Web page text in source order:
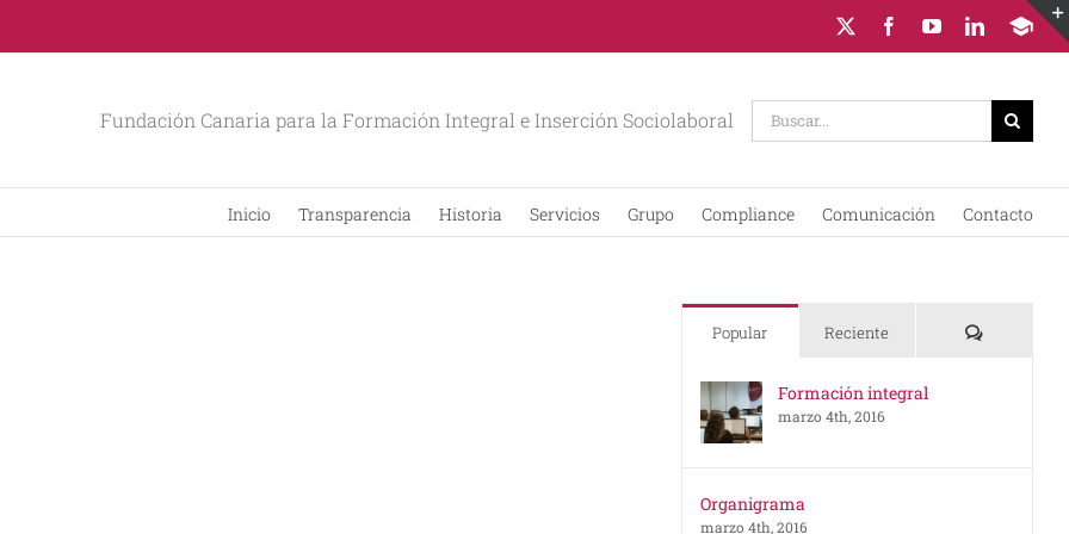
FacebookYouTubeLinkedIn
Campus
Fundación Canaria para la Formación Integral e Inserción Sociolaboral
Inicio Transparencia Historia Servicios Grupo Compliance Comunicación Contacto
Popular Reciente
Formación integral
marzo 4th, 2016
Organigrama
marzo 4th, 2016